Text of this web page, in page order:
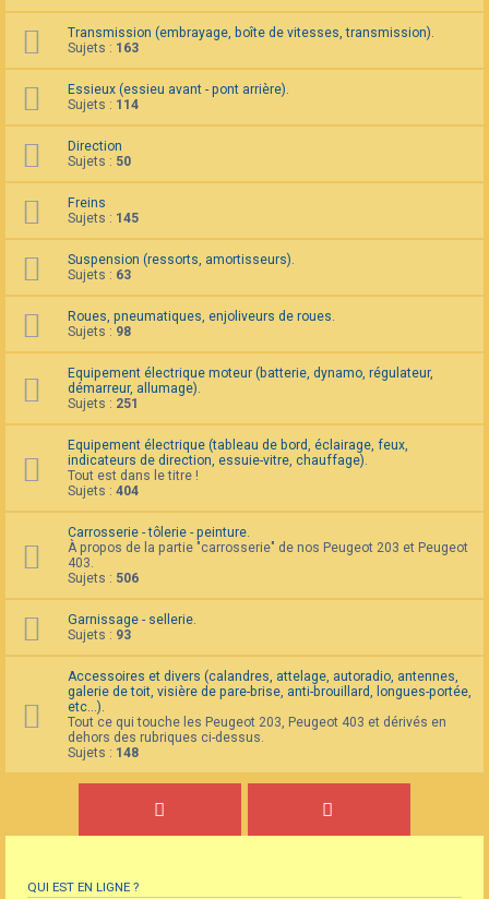
Transmission (embrayage, boîte de vitesses, transmission).
Sujets : 163
Essieux (essieu avant - pont arrière).
Sujets : 114
Direction
Sujets : 50
Freins
Sujets : 145
Suspension (ressorts, amortisseurs).
Sujets : 63
Roues, pneumatiques, enjoliveurs de roues.
Sujets : 98
Equipement électrique moteur (batterie, dynamo, régulateur,
démarreur, allumage).
Sujets : 251
Equipement électrique (tableau de bord, éclairage, feux,
indicateurs de direction, essuie-vitre, chauffage).
Tout est dans le titre !
Sujets : 404
Carrosserie - tôlerie - peinture.
À propos de la partie "carrosserie" de nos Peugeot 203 et Peugeot
403.
Sujets : 506
Garnissage - sellerie.
Sujets : 93
Accessoires et divers (calandres, attelage, autoradio, antennes,
galerie de toit, visière de pare-brise, anti-brouillard, longues-portée,
etc...).
Tout ce qui touche les Peugeot 203, Peugeot 403 et dérivés en
dehors des rubriques ci-dessus.
Sujets : 148
QUI EST EN LIGNE ?